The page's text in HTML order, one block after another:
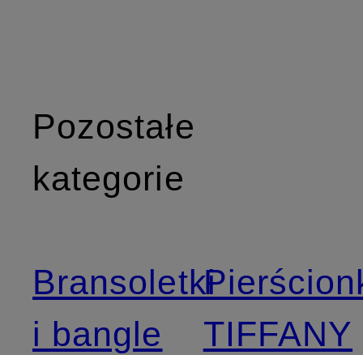
Pozostałe
kategorie
Bransoletki
i bangle
TIFFANY